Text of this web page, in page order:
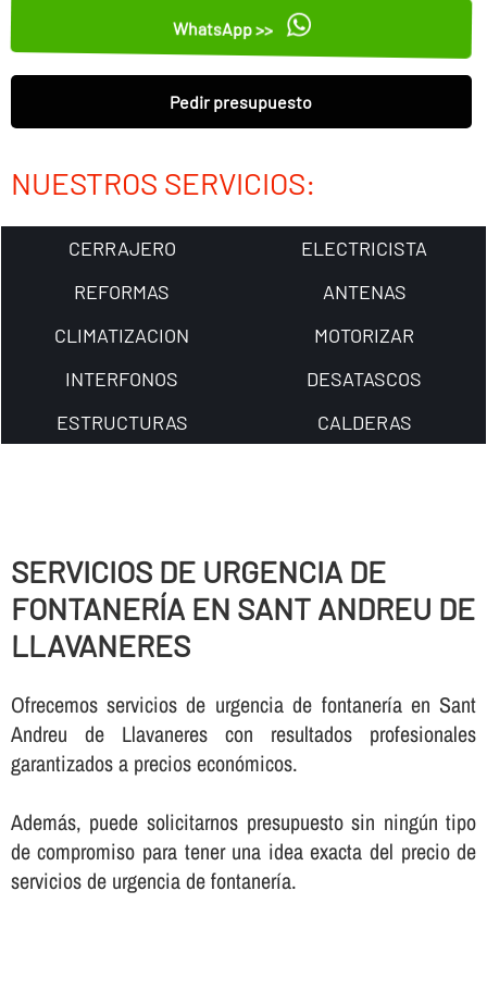
WhatsApp >>
Pedir presupuesto
NUESTROS SERVICIOS:
CERRAJERO
ELECTRICISTA
REFORMAS
ANTENAS
CLIMATIZACION
MOTORIZAR
INTERFONOS
DESATASCOS
ESTRUCTURAS
CALDERAS
SERVICIOS DE URGENCIA DE
FONTANERÍ­A EN SANT ANDREU DE
LLAVANERES
Ofrecemos servicios de urgencia de fontanerí­a en Sant
Andreu de Llavaneres con resultados profesionales
garantizados a precios económicos.
Además, puede solicitarnos presupuesto sin ningún tipo
de compromiso para tener una idea exacta del precio de
servicios de urgencia de fontanerí­a.